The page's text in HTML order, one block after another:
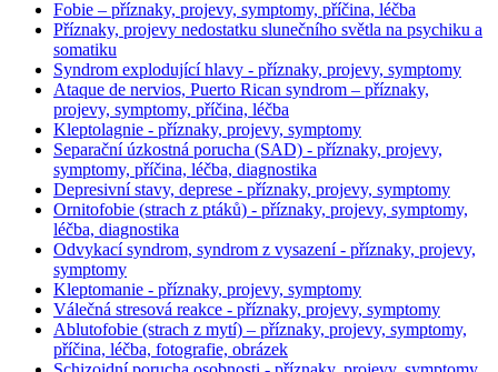
Fobie – příznaky, projevy, symptomy, příčina, léčba
Příznaky, projevy nedostatku slunečního světla na psychiku a
somatiku
Syndrom explodující hlavy - příznaky, projevy, symptomy
Ataque de nervios, Puerto Rican syndrom – příznaky,
projevy, symptomy, příčina, léčba
Kleptolagnie - příznaky, projevy, symptomy
Separační úzkostná porucha (SAD) - příznaky, projevy,
symptomy, příčina, léčba, diagnostika
Depresivní stavy, deprese - příznaky, projevy, symptomy
Ornitofobie (strach z ptáků) - příznaky, projevy, symptomy,
léčba, diagnostika
Odvykací syndrom, syndrom z vysazení - příznaky, projevy,
symptomy
Kleptomanie - příznaky, projevy, symptomy
Válečná stresová reakce - příznaky, projevy, symptomy
Ablutofobie (strach z mytí) – příznaky, projevy, symptomy,
příčina, léčba, fotografie, obrázek